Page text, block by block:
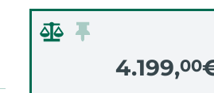
4.199,00